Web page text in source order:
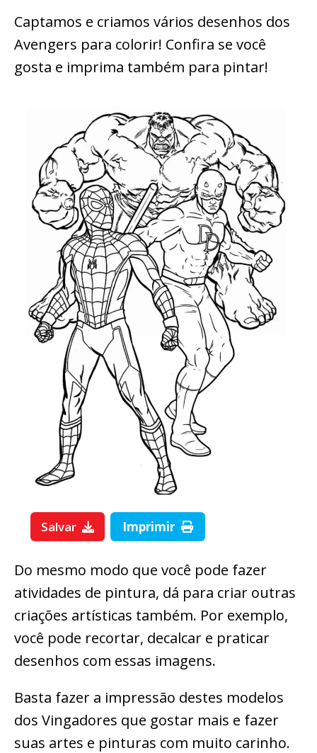
Captamos e criamos vários desenhos dos
Avengers para colorir! Confira se você
gosta e imprima também para pintar!
Salvar Imprimir
Do mesmo modo que você pode fazer
atividades de pintura, dá para criar outras
criações artísticas também. Por exemplo,
você pode recortar, decalcar e praticar
desenhos com essas imagens.
Basta fazer a impressão destes modelos
dos Vingadores que gostar mais e fazer
suas artes e pinturas com muito carinho.